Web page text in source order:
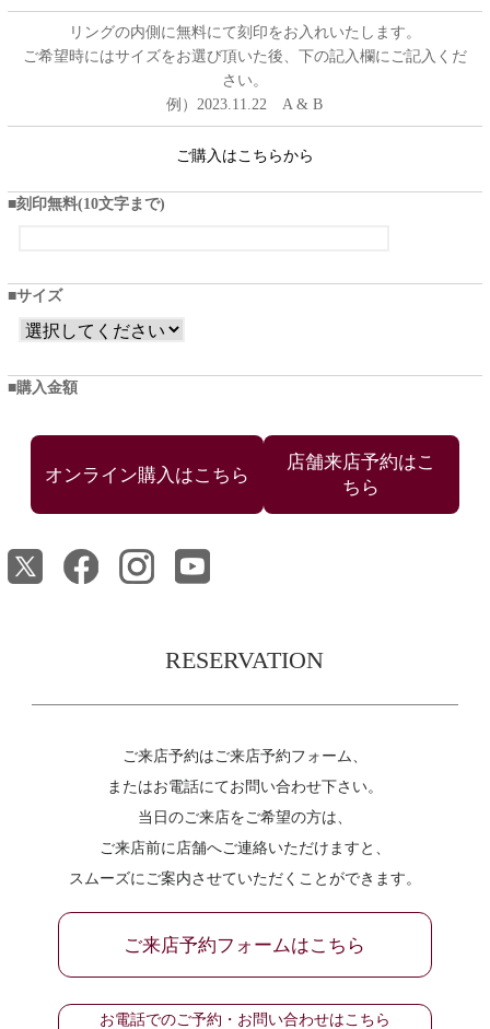
リングの内側に無料にて刻印をお入れいたします。
ご希望時にはサイズをお選び頂いた後、下の記入欄にご記入くだ
さい。
例）2023.11.22 A & B
ご購入はこちらから
刻印無料(10文字まで)
サイズ
購入金額
店舗来店予約はこ
ちら
RESERVATION
ご来店予約はご来店予約フォーム、
またはお電話にてお問い合わせ下さい。
当日のご来店をご希望の方は、
ご来店前に店舗へご連絡いただけますと、
スムーズにご案内させていただくことができます。
ご来店予約フォームはこちら
お電話でのご予約・お問い合わせはこちら